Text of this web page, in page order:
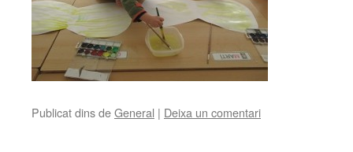
Publicat dins deGeneral | Deixa un comentari